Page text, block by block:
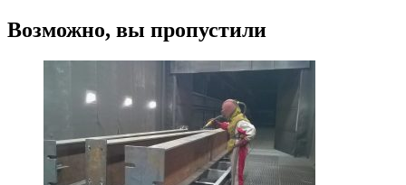
Возможно, вы пропустили